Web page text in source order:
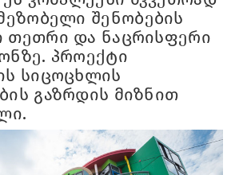
შენობების
თეთრი და ნაცრისფერი
პროექტი
სიცოცხლის
გაზრდის მიზნით